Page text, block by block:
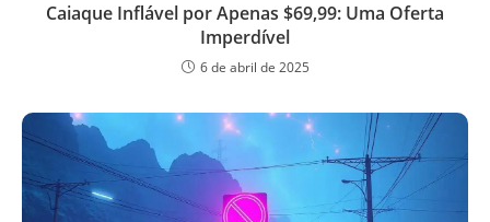
Caiaque Inflável por Apenas $69,99: Uma Oferta
Imperdível
6 de abril de 2025